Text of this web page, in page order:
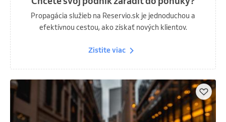
Propagácia služieb na Reservio.sk je jednoduchou a
efektívnou cestou, ako získať nových klientov.
Zistite viac